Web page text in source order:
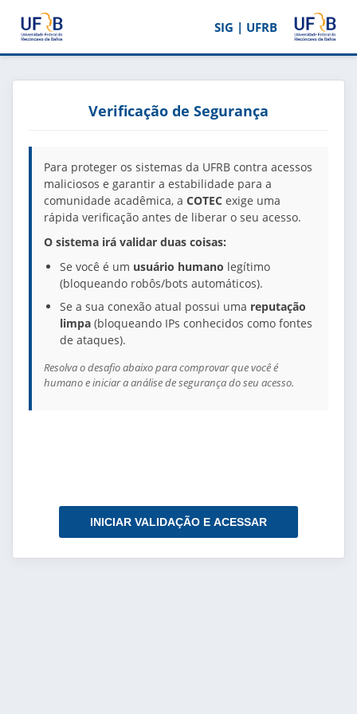
SIG | UFRB
Verificação de Segurança
Para proteger os sistemas da UFRB contra acessos
maliciosos e garantir a estabilidade para a
comunidade acadêmica, a COTEC exige uma
rápida verificação antes de liberar o seu acesso.
O sistema irá validar duas coisas:
Se você é um usuário humano legítimo
(bloqueando robôs/bots automáticos).
Se a sua conexão atual possui uma reputação
limpa (bloqueando IPs conhecidos como fontes
de ataques).
Resolva o desafio abaixo para comprovar que você é
humano e iniciar a análise de segurança do seu acesso.
INICIAR VALIDAÇÃO E ACESSAR